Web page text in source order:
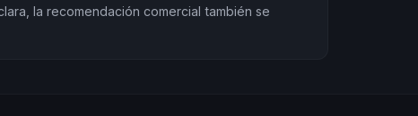
la recomendación comercial también se